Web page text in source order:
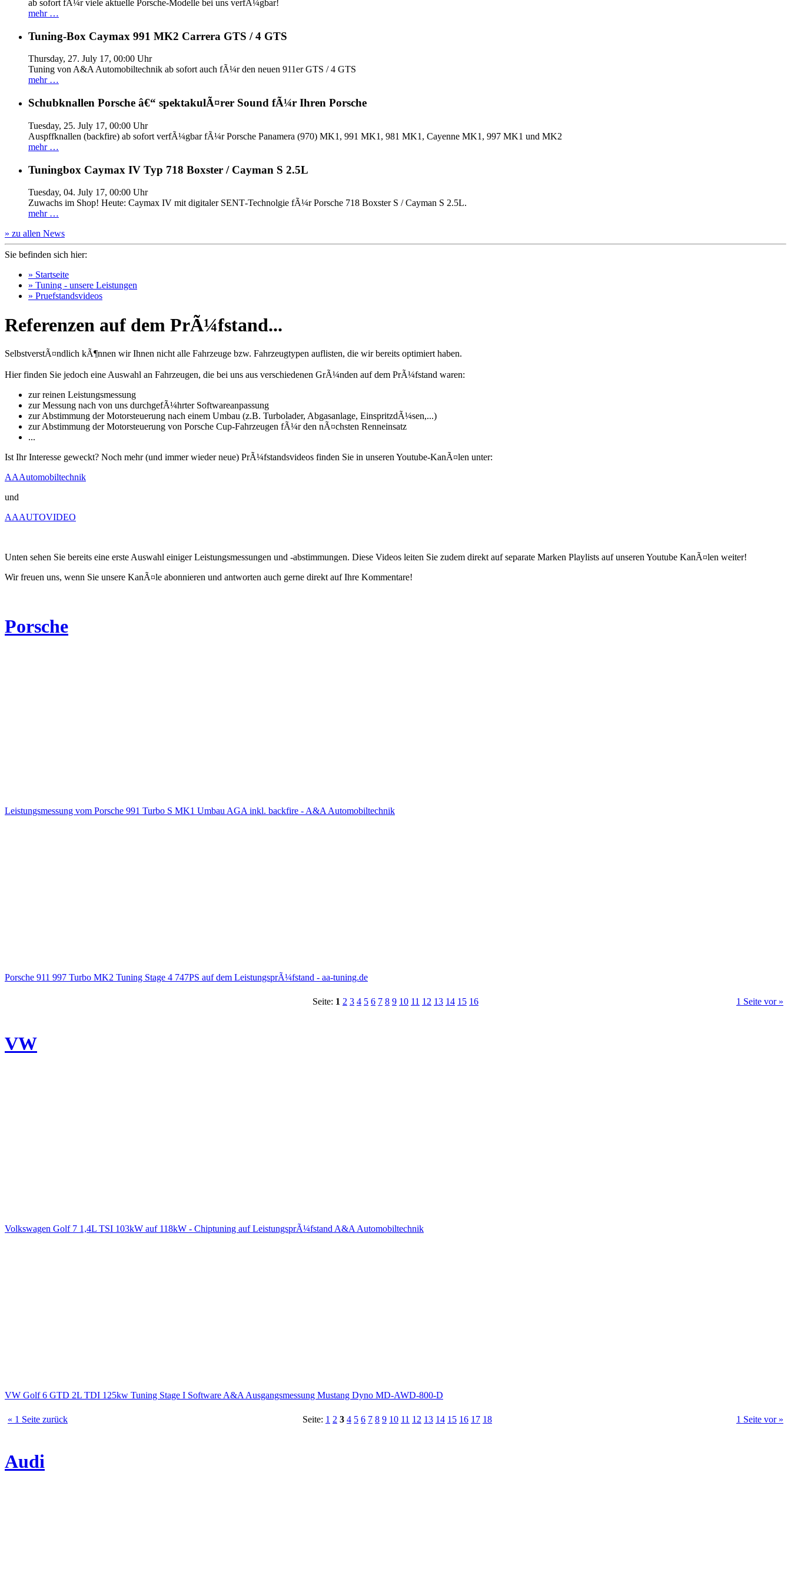
ab sofort fÃ¼r viele aktuelle Porsche-Modelle bei uns verfÃ¼gbar!
mehr …
Tuning-Box Caymax 991 MK2 Carrera GTS / 4 GTS
Thursday, 27. July 17, 00:00 Uhr
Tuning von A&A Automobiltechnik ab sofort auch fÃ¼r den neuen 911er GTS / 4 GTS
mehr …
Schubknallen Porsche â€“ spektakulÃ¤rer Sound fÃ¼r Ihren Porsche
Tuesday, 25. July 17, 00:00 Uhr
Auspffknallen (backfire) ab sofort verfÃ¼gbar fÃ¼r Porsche Panamera (970) MK1, 991 MK1, 981 MK1, Cayenne MK1, 997 MK1 und MK2
mehr …
Tuningbox Caymax IV Typ 718 Boxster / Cayman S 2.5L
Tuesday, 04. July 17, 00:00 Uhr
Zuwachs im Shop! Heute: Caymax IV mit digitaler SENT‐Technolgie fÃ¼r Porsche 718 Boxster S / Cayman S 2.5L.
mehr …
» zu allen News
Sie befinden sich hier:
» Startseite
» Tuning - unsere Leistungen
» Pruefstandsvideos
Referenzen auf dem PrÃ¼fstand...
SelbstverstÃ¤ndlich kÃ¶nnen wir Ihnen nicht alle Fahrzeuge bzw. Fahrzeugtypen auflisten, die wir bereits optimiert haben.
Hier finden Sie jedoch eine Auswahl an Fahrzeugen, die bei uns aus verschiedenen GrÃ¼nden auf dem PrÃ¼fstand waren:
zur reinen Leistungsmessung
zur Messung nach von uns durchgefÃ¼hrter Softwareanpassung
zur Abstimmung der Motorsteuerung nach einem Umbau (z.B. Turbolader, Abgasanlage, EinspritzdÃ¼sen,...)
zur Abstimmung der Motorsteuerung von Porsche Cup-Fahrzeugen fÃ¼r den nÃ¤chsten Renneinsatz
...
Ist Ihr Interesse geweckt? Noch mehr (und immer wieder neue) PrÃ¼fstandsvideos finden Sie in unseren Youtube-KanÃ¤len unter:
AAAutomobiltechnik
und
AAAUTOVIDEO
Unten sehen Sie bereits eine erste Auswahl einiger Leistungsmessungen und -abstimmungen. Diese Videos leiten Sie zudem direkt auf separate Marken Playlists auf unseren Youtube KanÃ¤len weiter!
Wir freuen uns, wenn Sie unsere KanÃ¤le abonnieren und antworten auch gerne direkt auf Ihre Kommentare!
Porsche
Leistungsmessung vom Porsche 991 Turbo S MK1 Umbau AGA inkl. backfire - A&A Automobiltechnik
Porsche 911 997 Turbo MK2 Tuning Stage 4 747PS auf dem LeistungsprÃ¼fstand - aa-tuning.de
Seite: 1 2 3 4 5 6 7 8 9 10 11 12 13 14 15 16 1 Seite vor »
VW
Volkswagen Golf 7 1,4L TSI 103kW auf 118kW - Chiptuning auf LeistungsprÃ¼fstand A&A Automobiltechnik
VW Golf 6 GTD 2L TDI 125kw Tuning Stage I Software A&A Ausgangsmessung Mustang Dyno MD-AWD-800-D
« 1 Seite zurück Seite: 1 2 3 4 5 6 7 8 9 10 11 12 13 14 15 16 17 18 1 Seite vor »
Audi